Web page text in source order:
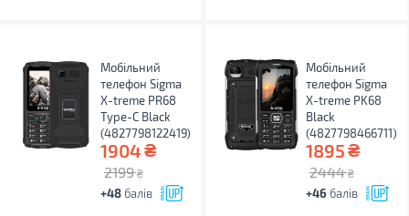
Мобільний
телефон Sigma
X-treme PR68
Type-C Black
(4827798122419)
1904₴
2199 ₴
+48 балів
Мобільний
телефон Sigma
X-treme PK68
Black
(4827798466711)
1895₴
2444 ₴
+46 балів